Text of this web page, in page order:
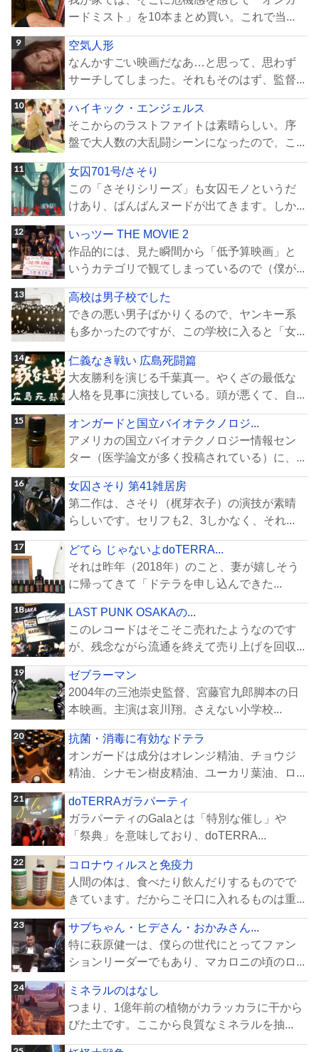
ードミスト」を10本まとめ買い。これで当...
空気人形
なんかすごい映画だなあ…と思って、思わず
サーチしてしまった。それもそのはず、監督...
ハイキック・エンジェルス
そこからのラストファイトは素晴らしい。序
盤で大人数の大乱闘シーンになったので、こ...
女囚701号/さそり
この「さそりシリーズ」も女囚モノというだ
けあり、ばんばんヌードが出てきます。しか...
いっツー THE MOVIE 2
作品的には、見た瞬間から「低予算映画」と
いうカテゴリで観てしまっているので（僕が...
高校は男子校でした
できの悪い男子ばかりくるので、ヤンキー系
も多かったのですが、この学校に入ると「女...
仁義なき戦い 広島死闘篇
大友勝利を演じる千葉真一。やくざの最低な
人格を見事に演技している。頭が悪くて、自...
オンガードと国立バイオテクノロジ...
アメリカの国立バイオテクノロジー情報セン
ター（医学論文が多く投稿されている）に、...
女囚さそり 第41雑居房
第二作は、さそり（梶芽衣子）の演技が素晴
らしいです。セリフも2、3しかなく、それ...
どてら じゃないよdoTERRA...
それは昨年（2018年）のこと、妻が嬉しそう
に帰ってきて「ドテラを申し込んできた...
LAST PUNK OSAKAの...
このレコードはそこそこ売れたようなのです
が、残念ながら流通を終えて売り上げを回収...
ゼブラーマン
2004年の三池崇史監督、宮藤官九郎脚本の日
本映画。主演は哀川翔。さえない小学校...
抗菌・消毒に有効なドテラ
オンガードは成分はオレンジ精油、チョウジ
精油、シナモン樹皮精油、ユーカリ葉油、ロ...
doTERRAガラパーティ
ガラパーティのGalaとは「特別な催し」や
「祭典」を意味しており、doTERRA...
コロナウィルスと免疫力
人間の体は、食べたり飲んだりするものでで
きています。だからこそ口に入れるものは重...
サブちゃん・ヒデさん・おかみさん...
特に萩原健一は、僕らの世代にとってファン
ションリーダーでもあり、マカロニの頃のロ...
ミネラルのはなし
つまり、1億年前の植物がカラッカラに干から
びた土です。ここから良質なミネラルを抽...